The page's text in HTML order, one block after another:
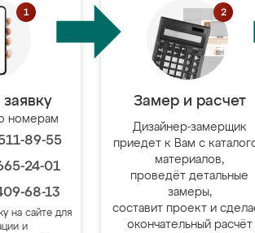
номерам
89-55
24-01
68-13
на сайте для
и
Замер и расчет
Дизайнер-замерщик
приедет к Вам с
материалов,
проведёт детальные
замеры,
составит проект и
окончательный расчёт